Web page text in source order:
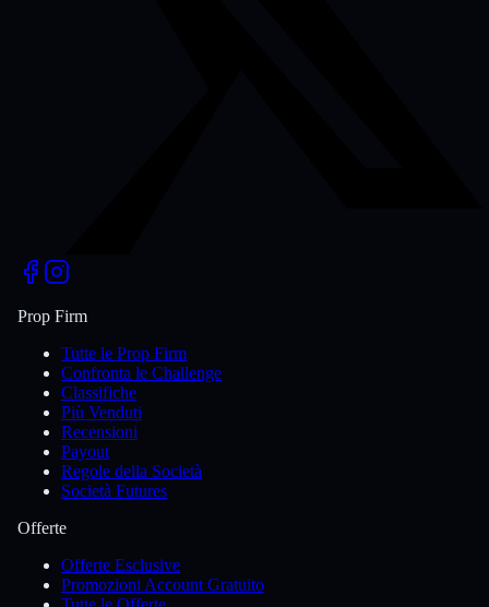
Prop Firm
Tutte le Prop Firm
Confronta le Challenge
Classifiche
Più Venduti
Recensioni
Payout
Regole della Società
Società Futures
Offerte
Offerte Esclusive
Promozioni Account Gratuito